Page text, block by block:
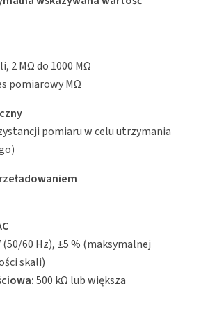
2 MΩ do 1000 MΩ
pomiarowy MΩ
pomiaru w celu utrzymania
(50/60 Hz), ±5 % (maksymalnej
skali)
500 kΩ lub większa